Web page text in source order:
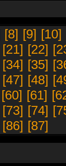
[8] [9] [10]
[21] [22]
[34] [35]
[47] [48]
[60] [61]
[73] [74]
[86] [87]